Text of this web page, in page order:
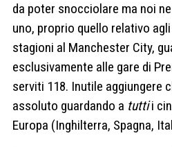
da poter snocciolare ma noi
uno, proprio quello relativo
stagioni al Manchester City,
esclusivamente alle gare di
serviti 118. Inutile aggiungere
assoluto guardando a tuttii
Europa (Inghilterra, Spagna,